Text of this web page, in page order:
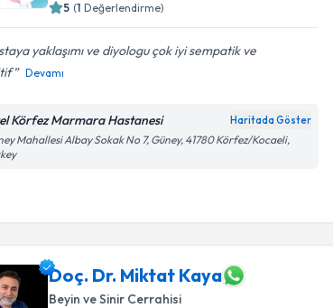
5 (1 Değerlendirme)
yaklaşımı ve diyologu çok iyi sempatik ve
Devamı
Körfez Marmara Hastanesi Haritada Göster
Mahallesi Albay Sokak No 7, Güney, 41780 Körfez/Kocaeli,
Doç. Dr. Miktat Kaya
Beyin ve Sinir Cerrahisi